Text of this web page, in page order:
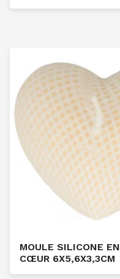
MOULE SILICONE EN
CŒUR 6X5,6X3,3CM